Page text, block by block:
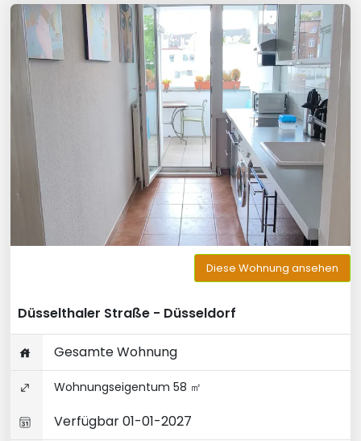
Diese Wohnung ansehen
Düsselthaler Straße - Düsseldorf
Gesamte Wohnung
Wohnungseigentum 58 ㎡
Verfügbar 01-01-2027